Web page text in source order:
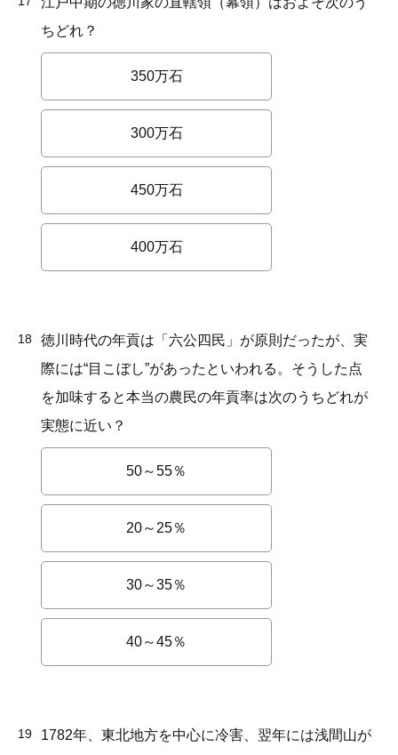
ちどれ？
350万石
300万石
450万石
400万石
18
徳川時代の年貢は「六公四民」が原則だったが、実
際には“目こぼし”があったといわれる。そうした点
を加味すると本当の農民の年貢率は次のうちどれが
実態に近い？
50～55％
20～25％
30～35％
40～45％
19
1782年、東北地方を中心に冷害、翌年には浅間山が